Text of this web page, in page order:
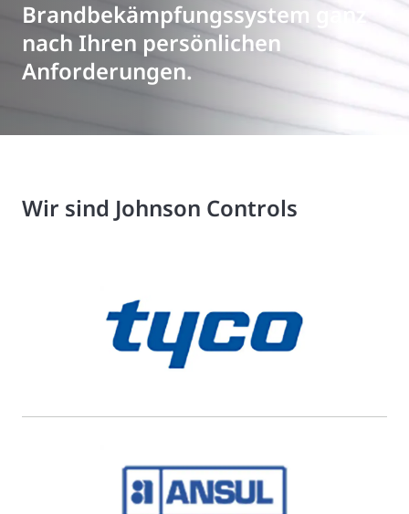
Brandbekämpfungssystem ganz
nach Ihren persönlichen
Anforderungen.
Wir sind Johnson Controls